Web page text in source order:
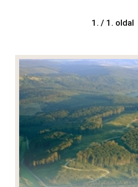
1. / 1. oldal